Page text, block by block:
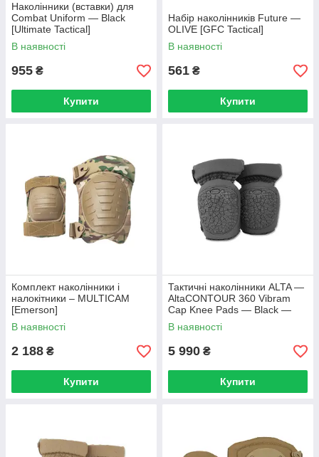
Наколінники (вставки) для
Combat Uniform — Black
[Ultimate Tactical]
В наявності
955 ₴
Купити
Набір наколінників Future —
OLIVE [GFC Tactical]
В наявності
561 ₴
Купити
Комплект наколінники і
налокітники – MULTICAM
[Emerson]
В наявності
2 188 ₴
Купити
Тактичні наколінники ALTA —
AltaCONTOUR 360 Vibram
Cap Knee Pads — Black —
52933.00
В наявності
5 990 ₴
Купити